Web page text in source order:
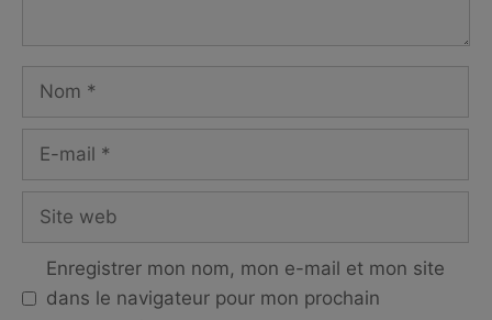
Nom
Site
Enregistrer mon nom, mon e-mail et mon site
dans le navigateur pour mon prochain